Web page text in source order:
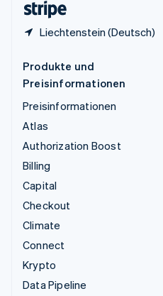
Liechtenstein (Deutsch)
Produkte und
Preisinformationen
Preisinformationen
Atlas
Authorization Boost
Billing
Capital
Checkout
Climate
Connect
Krypto
Data Pipeline